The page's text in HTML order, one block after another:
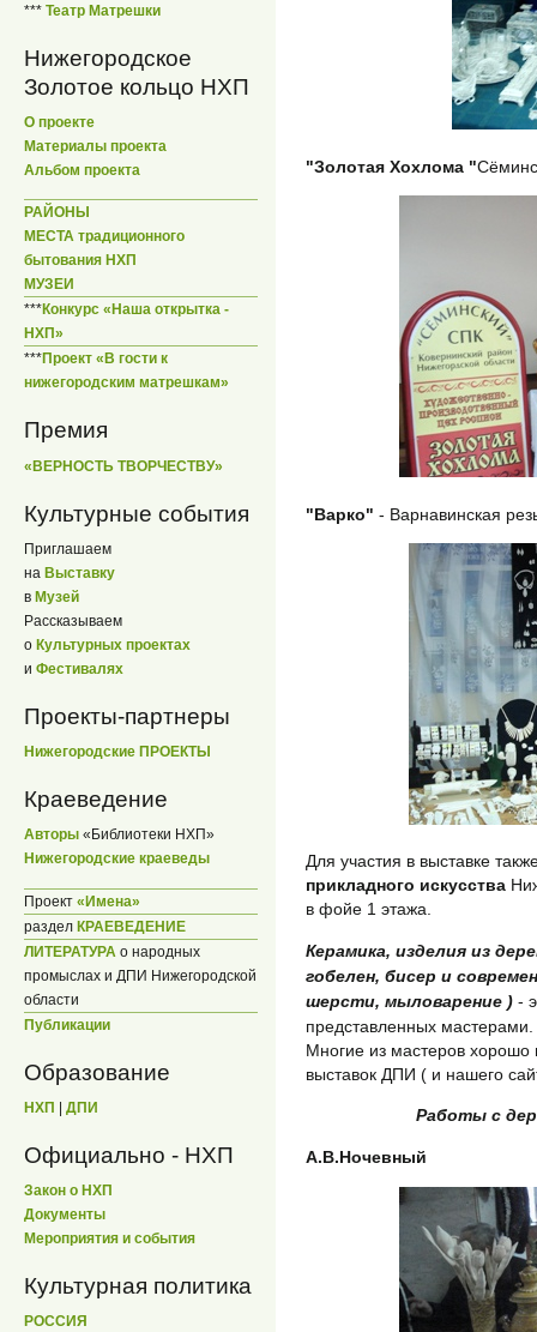
*** Театр Матрешки
Нижегородское
Золотое кольцо НХП
О проекте
Материалы проекта
Альбом проекта
РАЙОНЫ
МЕСТА традиционного
бытования НХП
МУЗЕИ
***Конкурс «Наша открытка -
НХП»
***Проект «В гости к
нижегородским матрешкам»
Премия
«ВЕРНОСТЬ ТВОРЧЕСТВУ»
Культурные события
Приглашаем
на Выставку
в Музей
Рассказываем
о Культурных проектах
и Фестивалях
Проекты-партнеры
Нижегородские ПРОЕКТЫ
Краеведение
Авторы «Библиотеки НХП»
Нижегородские краеведы
Проект «Имена»
раздел КРАЕВЕДЕНИЕ
ЛИТЕРАТУРА о народных
промыслах и ДПИ Нижегородской
области
Публикации
Образование
НХП | ДПИ
Официально - НХП
Закон о НХП
Документы
Мероприятия и события
Культурная политика
РОССИЯ
"Золотая Хохлома "
"Варко" - Варнавинская
Для участия в выставке
прикладного искусства
в фойе 1 этажа.
Керамика, изделия из
гобелен, бисер и
шерсти, мыловарение ) -
представленных мастерами.
Многие из мастеров хорошо
выставок ДПИ ( и нашего
Работы с
А.В.Ночевный